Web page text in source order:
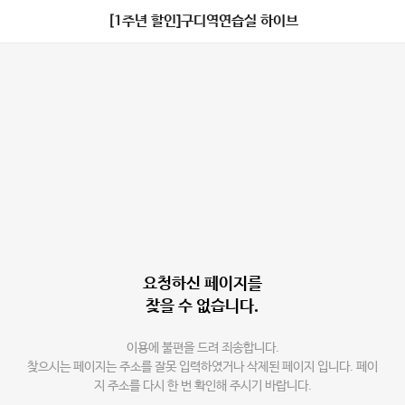
[1주년 할인]구디역연습실 하이브
요청하신 페이지를
찾을 수 없습니다.
이용에 불편을 드려 죄송합니다.
찾으시는 페이지는 주소를 잘못 입력하였거나 삭제된 페이지 입니다. 페이
지 주소를 다시 한 번 확인해 주시기 바랍니다.